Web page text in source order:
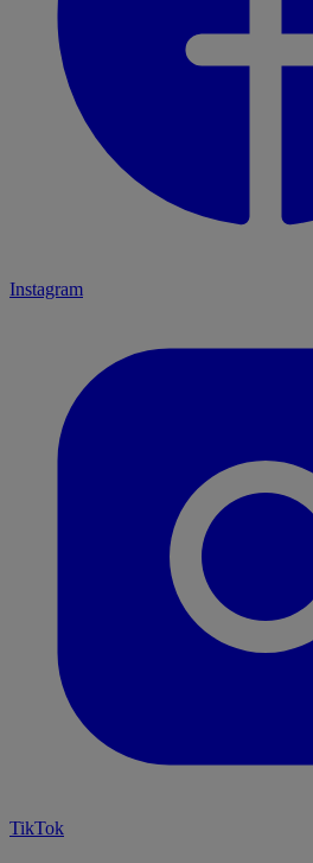
Instagram
TikTok